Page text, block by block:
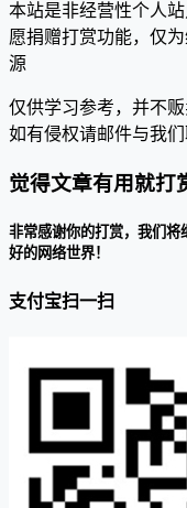
本站是非经营性个人
愿捐赠打赏功能，仅
源
仅供学习参考，并不
如有侵权请邮件与我
觉得文章有用就打
非常感谢你的打赏，我们将
好的网络世界！
支付宝扫一扫